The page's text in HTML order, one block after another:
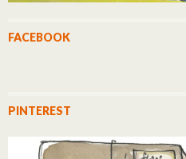
FACEBOOK
PINTEREST